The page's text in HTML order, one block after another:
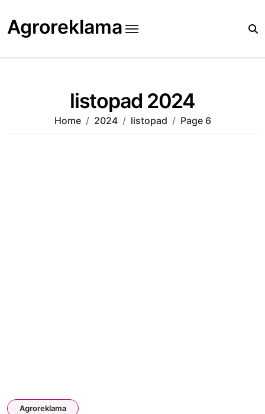
content
Agroreklama
listopad 2024
Home 2024 listopad Page 6
Agroreklama